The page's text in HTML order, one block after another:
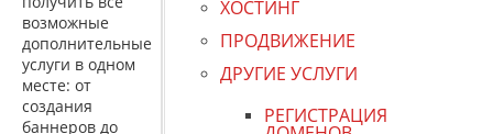
возможные
дополнительные
услуги в одном
месте: от
создания
баннеров до
ХОСТИНГ
ПРОДВИЖЕНИЕ
ДРУГИЕ УСЛУГИ
РЕГИСТРАЦИЯ